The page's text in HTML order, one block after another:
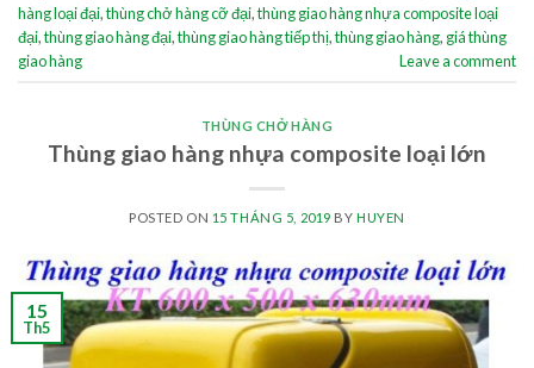
hàng loại đại,thùng chở hàng cỡ đại,thùng giao hàng nhựa composite loại
đại,thùng giao hàng đại,thùng giao hàng tiếp thị,thùng giao hàng, giá thùng
giao hàng
Leave a comment
THÙNG CHỞ HÀNG
Thùng giao hàng nhựa composite loại lớn
POSTED ON 15 THÁNG 5, 2019 BY HUYEN
15
Th5